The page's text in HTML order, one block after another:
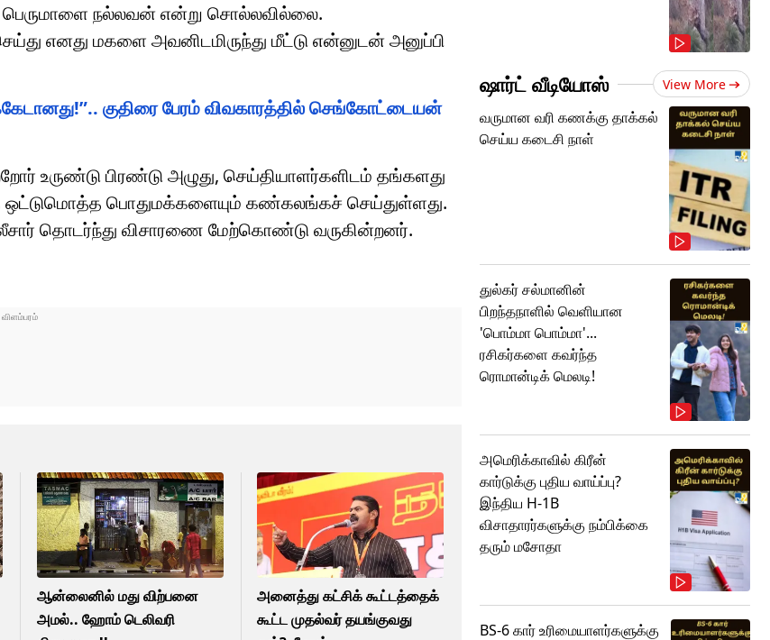
பெருமாளை நல்லவன் என்று சொல்லவில்லை.
எனது மகளை அவனிடமிருந்து மீட்டு என்னுடன் அனுப்பி
குதிரை பேரம் விவகாரத்தில் செங்கோட்டையன்
உருண்டு பிரண்டு அழுது, செய்தியாளர்களிடம் தங்களது
ஒட்டுமொத்த பொதுமக்களையும் கண்கலங்கச் செய்துள்ளது.
தொடர்ந்து விசாரணை மேற்கொண்டு வருகின்றனர்.
ஆன்லைனில் மது விற்பனை
அமல்.. ஹோம் டெலிவரி
அனைத்து கட்சிக் கூட்டத்தைக்
கூட்ட முதல்வர் தயங்குவது
ஷார்ட் வீடியோஸ் View More
வருமான வரி கணக்கு தாக்கல்
செய்ய கடைசி நாள்
துல்கர் சல்மானின்
பிறந்தநாளில் வெளியான
'பொம்மா பொம்மா'...
ரசிகர்களை கவர்ந்த
ரொமான்டிக் மெலடி!
அமெரிக்காவில் கிரீன்
கார்டுக்கு புதிய வாய்ப்பு?
இந்திய H-1B
விசாதாரர்களுக்கு நம்பிக்கை
தரும் மசோதா
BS-6 கார் உரிமையாளர்களுக்கு